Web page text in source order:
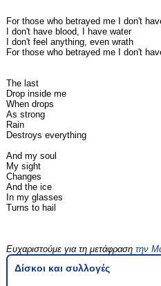
For those who betrayed me I don't
I don't have blood, I have water
I don't feel anything, even wrath
For those who betrayed me I don't
The last
Drop inside me
When drops
As strong
Rain
Destroys everything
And my soul
My sight
Changes
And the ice
In my glasses
Turns to hail
Ευχαριστούμε για τη μετάφραση την
Δίσκοι και συλλογές